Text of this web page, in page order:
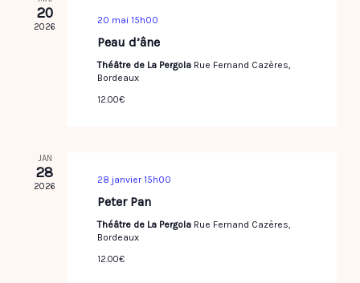
20
2026
20 mai 15h00
Peau d’âne
Théâtre de La Pergola Rue Fernand Cazères,
Bordeaux
12.00€
JAN
28
2026
28 janvier 15h00
Peter Pan
Théâtre de La Pergola Rue Fernand Cazères,
Bordeaux
12.00€